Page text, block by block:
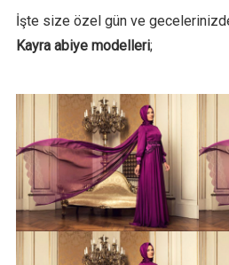
İşte size özel gün ve gecelerinizde
Kayra abiye modelleri;